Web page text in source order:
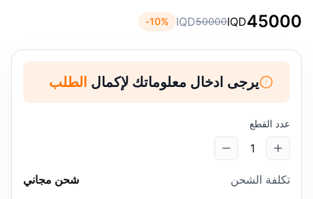
45000
IQD
50000
IQD
10%-
يرجى ادخال معلوماتك لإكمال الطلب
عدد القطع
1
تكلفة الشحن
شحن مجاني